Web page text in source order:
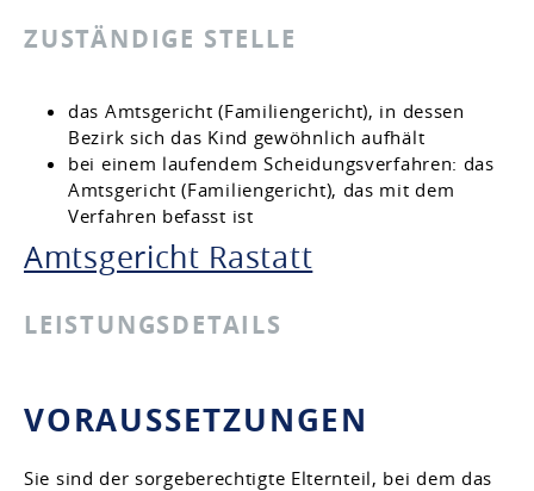
ZUSTÄNDIGE STELLE
das Amtsgericht (Familiengericht), in dessen
Bezirk sich das Kind gewöhnlich aufhält
bei einem laufendem Scheidungsverfahren: das
Amtsgericht (Familiengericht), das mit dem
Verfahren befasst ist
Amtsgericht Rastatt
LEISTUNGSDETAILS
VORAUSSETZUNGEN
Sie sind der sorgeberechtigte Elternteil, bei dem das